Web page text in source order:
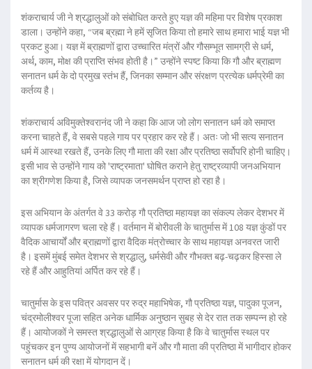
शंकराचार्य जी ने श्रद्धालुओं को संबोधित करते हुए यज्ञ की महिमा पर विशेष प्रकाश
डाला। उन्होंने कहा, “जब ब्रह्मा ने हमें सृजित किया तो हमारे साथ हमारा भाई यज्ञ भी
प्रकट हुआ। यज्ञ में ब्राह्मणों द्वारा उच्चारित मंत्रों और गौसम्भूत सामग्री से धर्म,
अर्थ, काम, मोक्ष की प्राप्ति संभव होती है।” उन्होंने स्पष्ट किया कि गौ और ब्राह्मण
सनातन धर्म के दो प्रमुख स्तंभ हैं, जिनका सम्मान और संरक्षण प्रत्येक धर्मप्रेमी का
कर्तव्य है।
शंकराचार्य अविमुक्तेश्वरानंद जी ने कहा कि आज जो लोग सनातन धर्म को समाप्त
करना चाहते हैं, वे सबसे पहले गाय पर प्रहार कर रहे हैं। अतः जो भी सत्य सनातन
धर्म में आस्था रखते हैं, उनके लिए गौ माता की रक्षा और प्रतिष्ठा सर्वोपरि होनी चाहिए।
इसी भाव से उन्होंने गाय को'राष्ट्रमाता' घोषित कराने हेतु राष्ट्रव्यापी जनअभियान
का श्रीगणेश किया है, जिसे व्यापक जनसमर्थन प्राप्त हो रहा है।
इस अभियान के अंतर्गत वे33 करोड़ गौ प्रतिष्ठा महायज्ञका संकल्प लेकर देशभर में
व्यापक धर्मजागरण चला रहे हैं। वर्तमान में बोरीवली के चातुर्मास में 108 यज्ञ कुंडों पर
वैदिक आचार्यों और ब्राह्मणों द्वारा वैदिक मंत्रोच्चार के साथ महायज्ञ अनवरत जारी
है। इसमें मुंबई समेत देशभर से श्रद्धालु, धर्मसेवी और गौभक्त बढ़-चढ़कर हिस्सा ले
रहे हैं और आहुतियां अर्पित कर रहे हैं।
चातुर्मास के इस पवित्र अवसर पररुद्र महाभिषेक, गौ प्रतिष्ठा यज्ञ, पादुका पूजन,
चंद्रमोलीश्वर पूजासहित अनेक धार्मिक अनुष्ठान सुबह से देर रात तक सम्पन्न हो रहे
हैं। आयोजकों ने समस्त श्रद्धालुओं से आग्रह किया है कि वे चातुर्मास स्थल पर
पहुंचकर इन पुण्य आयोजनों में सहभागी बनें और गौ माता की प्रतिष्ठा में भागीदार होकर
सनातन धर्म की रक्षा में योगदान दें।